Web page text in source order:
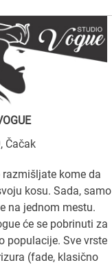
Čačak
razmišljate kome da
kosu. Sada, samo
na jednom mestu.
će se pobrinuti za
populacije. Sve vrste
(fade, klasično